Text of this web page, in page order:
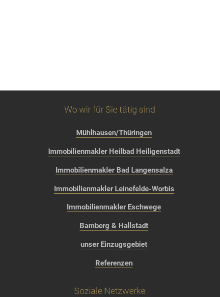
Wo wir für Sie tätig sind
Mühlhausen/Thüringen
Immobilienmakler Heilbad Heiligenstadt
Immobilienmakler Bad Langensalza
Immobilienmakler Leinefelde-Worbis
Immobilienmakler Eschwege
Bamberg & Hallstadt
unser Einzugsgebiet
Referenzen
Soziale Netzwerke